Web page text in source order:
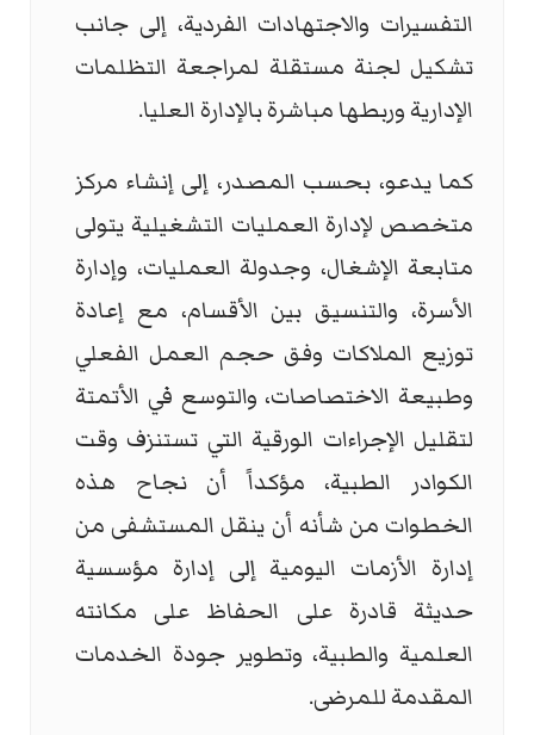
التفسيرات والاجتهادات الفردية، إلى جانب
تشكيل لجنة مستقلة لمراجعة التظلمات
الإدارية وربطها مباشرة بالإدارة العليا.
كما يدعو، بحسب المصدر، إلى إنشاء مركز
متخصص لإدارة العمليات التشغيلية يتولى
متابعة الإشغال، وجدولة العمليات، وإدارة
الأسرة، والتنسيق بين الأقسام، مع إعادة
توزيع الملاكات وفق حجم العمل الفعلي
وطبيعة الاختصاصات، والتوسع في الأتمتة
لتقليل الإجراءات الورقية التي تستنزف وقت
الكوادر الطبية، مؤكداً أن نجاح هذه
الخطوات من شأنه أن ينقل المستشفى من
إدارة الأزمات اليومية إلى إدارة مؤسسية
حديثة قادرة على الحفاظ على مكانته
العلمية والطبية، وتطوير جودة الخدمات
المقدمة للمرضى.